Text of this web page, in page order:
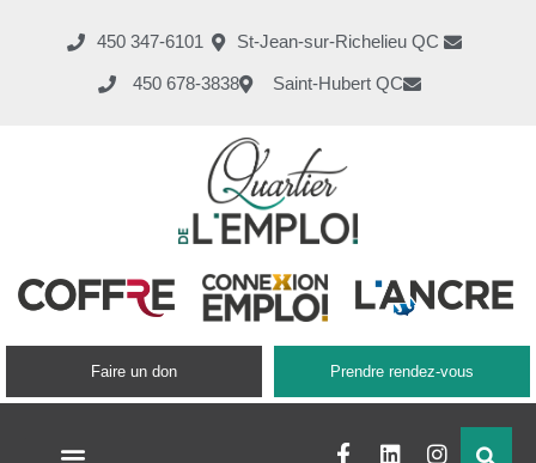
450 347-6101 St-Jean-sur-Richelieu QC
450 678-3838 Saint-Hubert QC
Faire un don Prendre rendez-vous